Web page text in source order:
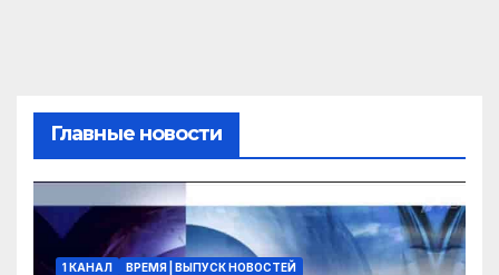
Главные новости
1 КАНАЛ ВРЕМЯ | ВЫПУСК НОВОСТЕЙ